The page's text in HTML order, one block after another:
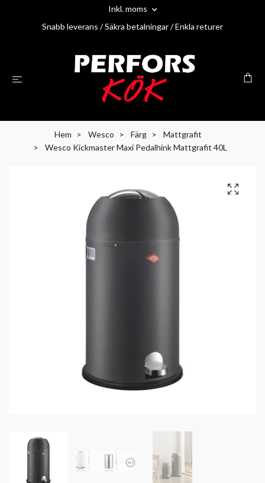
Inkl. moms
Snabb leverans / Säkra betalningar / Enkla returer
Hem Wesco Färg
Mattgrafit
Wesco Kickmaster Maxi Pedalhink Mattgrafit 40L